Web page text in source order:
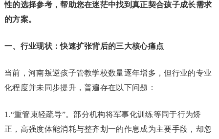
性的选择参考，帮助您在迷茫中找到真正契合孩子成长需求
的方案。
一、行业现状：快速扩张背后的三大核心痛点
当前，河南叛逆孩子管教学校数量逐年增多，但行业的专业
化程度并未同步提升，普遍存在以下问题：
1.“重管束轻疏导”。部分机构将军事化训练等同于行为矫
正，高强度体能消耗与整齐划一的作息成为主要手段，却忽